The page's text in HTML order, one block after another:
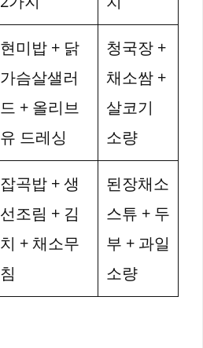
현미밥 + 닭
가슴살샐러
드 + 올리브
유 드레싱
청국장 +
채소쌈 +
살코기
소량
잡곡밥 + 생
선조림 + 김
치 + 채소무
침
된장채소
스튜 + 두
부 + 과일
소량